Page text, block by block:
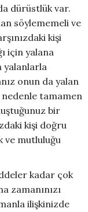
dürüstlük var.
söylememeli ve
kişi
için yalana
yalanlarla
onun da yalan
tamamen
bir
kişi doğru
ve mutluluğu
kadar çok
zamanınızı
ilişkinizde